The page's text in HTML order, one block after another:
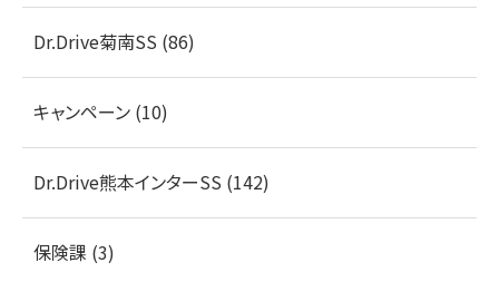
Dr.Drive菊南SS (86)
キャンペーン (10)
Dr.Drive熊本インターSS (142)
保険課 (3)